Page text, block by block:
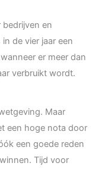
en
de vier jaar een
er meer dan
verbruikt wordt.
Maar
een hoge nota door
een goede reden
Tijd voor